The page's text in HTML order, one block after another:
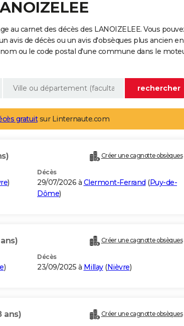
au carnet des décès des LANOIZELEE. Vous
avis de décès ou un avis d'obsèques plus ancien en
ou le code postal d'une commune dans le
gratuitsur Linternaute.com
Créer une cagnotte obsèques
)
Décès
29/07/2026 à Clermont-Ferrand (Puy-de-
Dôme)
ans) Créer une cagnotte obsèques
)
Décès
23/09/2025 à Millay(Nièvre)
ans) Créer une cagnotte obsèques